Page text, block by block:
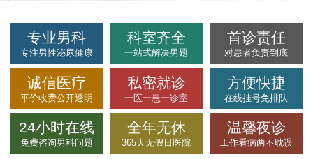
专业男科
专注男性泌尿健康
科室齐全
一站式解决男题
首诊责任
对患者负责到底
诚信医疗
平价收费公开透明
私密就诊
一医一患一诊室
方便快捷
在线挂号免排队
24小时在线
免费咨询男科问题
全年无休
365天无假日医院
温馨夜诊
工作看病两不耽误